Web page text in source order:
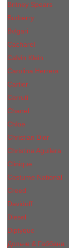
Britney Spears
Burberry
Bvlgari
Cacharel
Calvin Klein
Carolina Herrera
Cartier
Cerruti
Сhanеl
Chloe
Christian Dior
Christina Aguilera
Сliniquе
Costume National
Creed
Davidoff
Diesel
Diptyque
Дольче & Габбана